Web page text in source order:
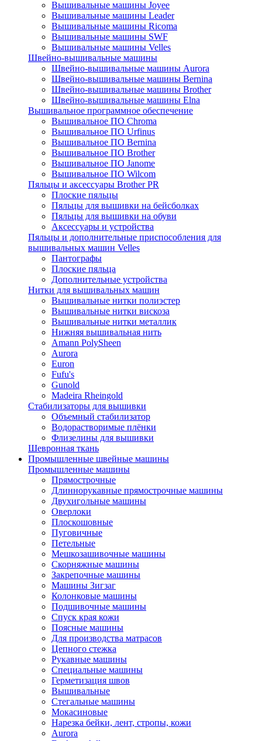
Вышивальные машины Joyee
Вышивальные машины Leader
Вышивальные машины Ricoma
Вышивальные машины SWF
Вышивальные машины Velles
Швейно-вышивальные машины
Швейно-вышивальные машины Aurora
Швейно-вышивальные машины Bernina
Швейно-вышивальные машины Brother
Швейно-вышивальные машины Elna
Вышивальное программное обеспечение
Вышивальное ПО Chroma
Вышивальное ПО Urfinus
Вышивальное ПО Bernina
Вышивальное ПО Brother
Вышивальное ПО Janome
Вышивальное ПО Wilcom
Пяльцы и аксессуары Brother PR
Плоские пяльцы
Пяльцы для вышивки на бейсболках
Пяльцы для вышивки на обуви
Аксессуары и устройства
Пяльцы и дополнительные приспособления для
вышивальных машин Velles
Пантографы
Плоские пяльца
Дополнительные устройства
Нитки для вышивальных машин
Вышивальные нитки полиэстер
Вышивальные нитки вискоза
Вышивальные нитки металлик
Нижняя вышивальная нить
Amann PolySheen
Aurora
Euron
Fufu's
Gunold
Madeira Rheingold
Стабилизаторы для вышивки
Объемный стабилизатор
Водорастворимые плёнки
Флизелины для вышивки
Шевронная ткань
Промышленные швейные машины
Промышленные машины
Прямострочные
Длиннорукавные прямострочные машины
Двухигольные машины
Оверлоки
Плоскошовные
Пуговичные
Петельные
Мешкозашивочные машины
Скорняжные машины
Закрепочные машины
Машины Зигзаг
Колонковые машины
Подшивочные машины
Спуск края кожи
Поясные машины
Для производства матрасов
Цепного стежка
Рукавные машины
Специальные машины
Герметизация швов
Вышивальные
Стегальные машины
Мокасиновые
Нарезка бейки, лент, стропы, кожи
Aurora